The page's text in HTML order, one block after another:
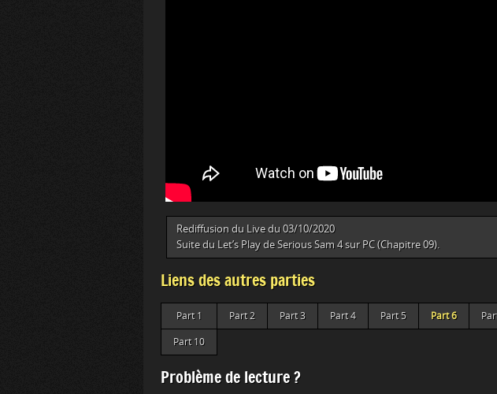
Rediffusion du Live du 03/10/2020
Suite du Let’s Play de Serious Sam 4 sur PC (Chapitre 09).
Liens des autres parties
Part 1 Part 2 Part 3 Part 4 Part 5 Part 6
Part 10
Problème de lecture ?